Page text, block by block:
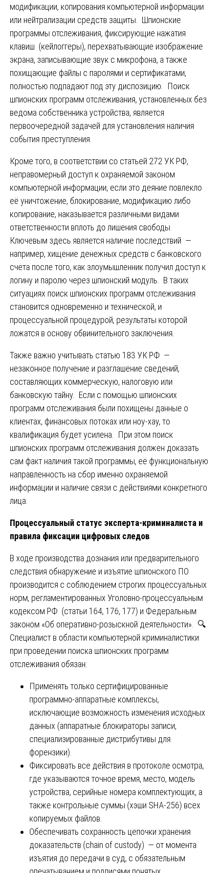
модификации, копирования компьютерной информации
или нейтрализации средств защиты. Шпионские
программы отслеживания, фиксирующие нажатия
клавиш (кейлоггеры), перехватывающие изображение
экрана, записывающие звук с микрофона, а также
похищающие файлы с паролями и сертификатами,
полностью подпадают под эту диспозицию. Поиск
шпионских программ отслеживания, установленных без
ведома собственника устройства, является
первоочередной задачей для установления наличия
события преступления.
Кроме того, в соответствии со статьей 272 УК РФ,
неправомерный доступ к охраняемой законом
компьютерной информации, если это деяние повлекло
её уничтожение, блокирование, модификацию либо
копирование, наказывается различными видами
ответственности вплоть до лишения свободы.
Ключевым здесь является наличие последствий —
например, хищение денежных средств с банковского
счета после того, как злоумышленник получил доступ к
логину и паролю через шпионский модуль. В таких
ситуациях поиск шпионских программ отслеживания
становится одновременно и технической, и
процессуальной процедурой, результаты которой
ложатся в основу обвинительного заключения.
Также важно учитывать статью 183 УК РФ —
незаконное получение и разглашение сведений,
составляющих коммерческую, налоговую или
банковскую тайну. Если с помощью шпионских
программ отслеживания были похищены данные о
клиентах, финансовых потоках или ноу-хау, то
квалификация будет усилена. При этом поиск
шпионских программ отслеживания должен доказать
сам факт наличия такой программы, её функциональную
направленность на сбор именно охраняемой
информации и наличие связи с действиями конкретного
лица.
Процессуальный статус эксперта-криминалиста и
правила фиксации цифровых следов
В ходе производства дознания или предварительного
следствия обнаружение и изъятие шпионского ПО
производится с соблюдением строгих процессуальных
норм, регламентированных Уголовно-процессуальным
кодексом РФ (статьи 164, 176, 177) и Федеральным
законом «Об оперативно-розыскной деятельности». 🔍
Специалист в области компьютерной криминалистики
при проведении поиска шпионских программ
отслеживания обязан:
Применять только сертифицированные
программно-аппаратные комплексы,
исключающие возможность изменения исходных
данных (аппаратные блокираторы записи,
специализированные дистрибутивы для
форензики).
Фиксировать все действия в протоколе осмотра,
где указываются точное время, место, модель
устройства, серийные номера комплектующих, а
также контрольные суммы (хэши SHA-256) всех
копируемых файлов.
Обеспечивать сохранность цепочки хранения
доказательств (chain of custody) — от момента
изъятия до передачи в суд, с обязательным